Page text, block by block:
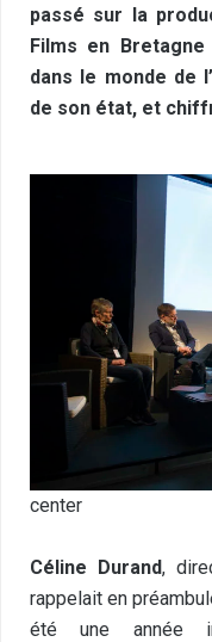
passé sur la
Films en
dans le monde de
de son état, et
center
Céline Durand,
rappelait en
été une année